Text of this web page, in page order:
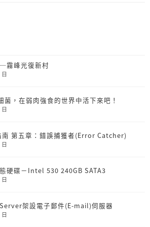
霧峰光復新村
，在弱肉強食的世界中活下來吧！
第五章：錯誤捕獲者(Error Catcher)
硬碟－Intel 530 240GB SATA3
架設電子郵件(E-mail)伺服器